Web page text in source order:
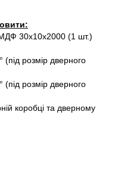
30х10х2000 (1 шт.)
(під розмір дверного
(під розмір дверного
коробці та дверному